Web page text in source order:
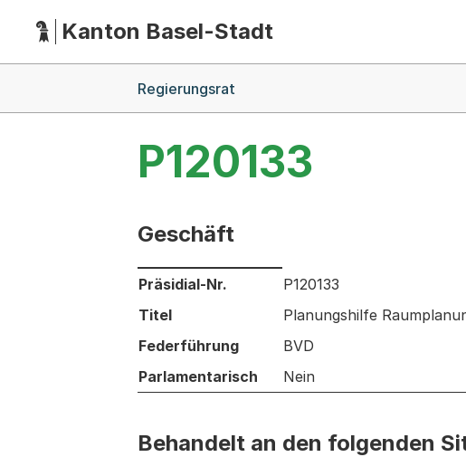
HauptnavigationKanton Basel-Stadt
Regierungsrat
P120133
Geschäft
Informationen zum Ausgewählten Geschäft
Präsidial-Nr.
P120133
Titel
Planungshilfe
Federführung
BVD
Parlamentarisch
Nein
Behandelt an den folgenden